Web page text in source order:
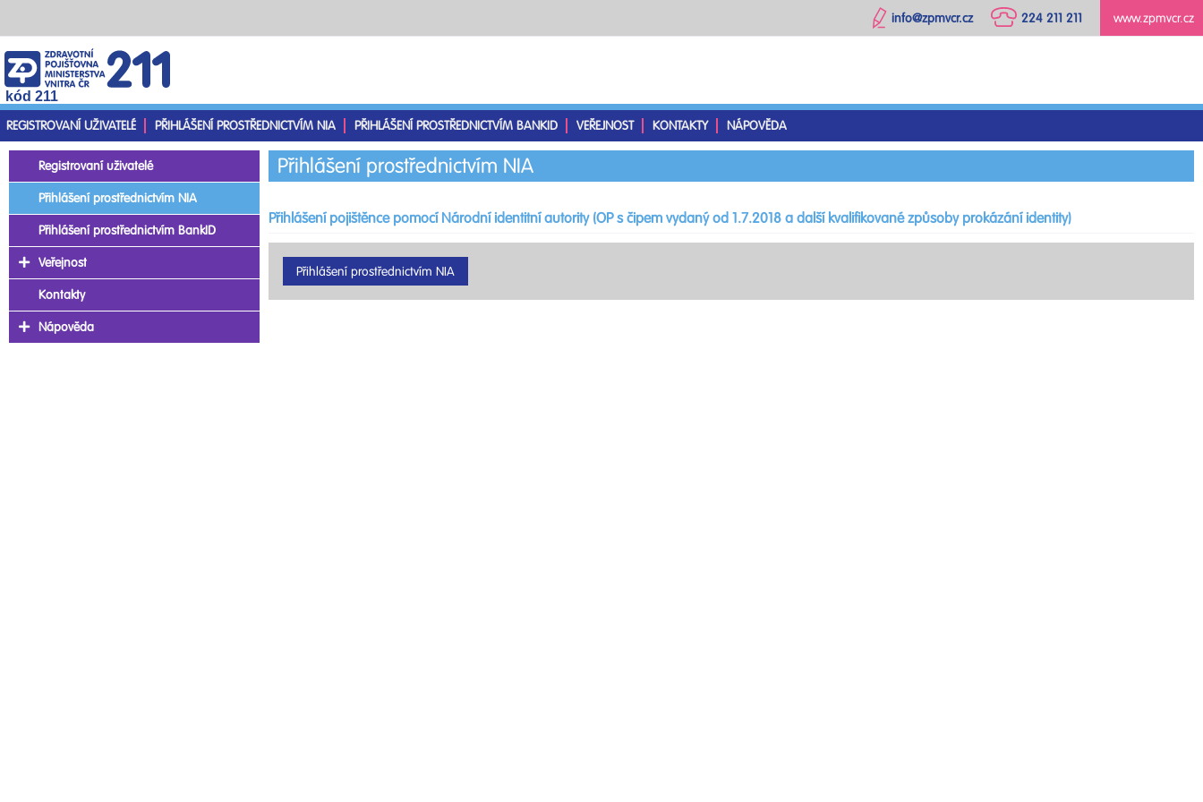
www.zpmvcr.cz
224 211 211
info@zpmvcr.cz
kód 211
REGISTROVANÍ UŽIVATELÉ
PŘIHLÁŠENÍ PROSTŘEDNICTVÍM NIA PŘIHLÁŠENÍ PROSTŘEDNICTVÍM BANKID VEŘEJNOST KONTAKTY NÁPOVĚDA
Přihlášení prostřednictvím NIA
Přihlášení pojištěnce pomocí Národní identitní autority (OP s čipem vydaný od 1.7.2018 a další kvalifikované způsoby prokázání identity)
Registrovaní uživatelé
Přihlášení prostřednictvím NIA
Přihlášení prostřednictvím BankID
Veřejnost
Kontakty
Nápověda